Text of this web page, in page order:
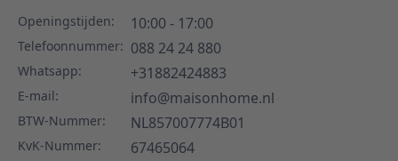
Openingstijden: 10:00 - 17:00
Telefoonnummer: 088 24 24 880
Whatsapp: +31882424883
E-mail: info@maisonhome.nl
BTW-Nummer: NL857007774B01
KvK-Nummer: 67465064